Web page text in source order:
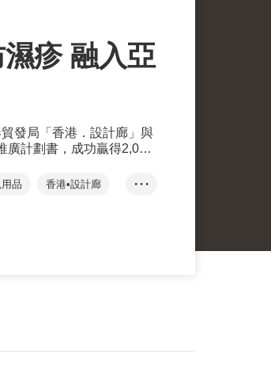
疹 融入亞
發局「香港．設計廊」與
廣計劃書，成功贏得2,000
品
香港•設計廊
• • •